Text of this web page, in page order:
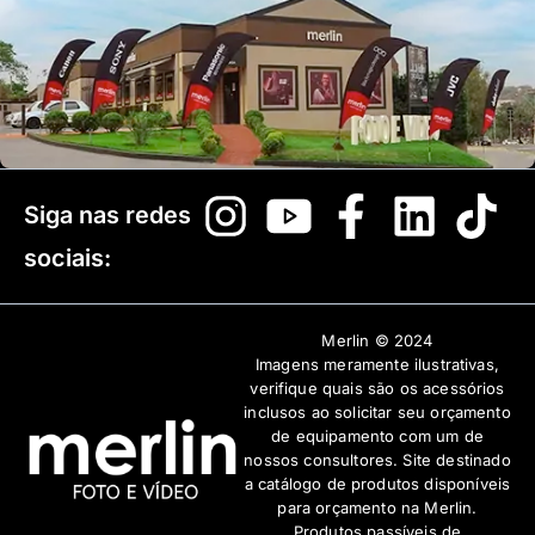
Siga nas redes
sociais:
Merlin © 2024
Imagens meramente ilustrativas,
verifique quais são os acessórios
inclusos ao solicitar seu orçamento
de equipamento com um de
nossos consultores. Site destinado
a catálogo de produtos disponíveis
para orçamento na Merlin.